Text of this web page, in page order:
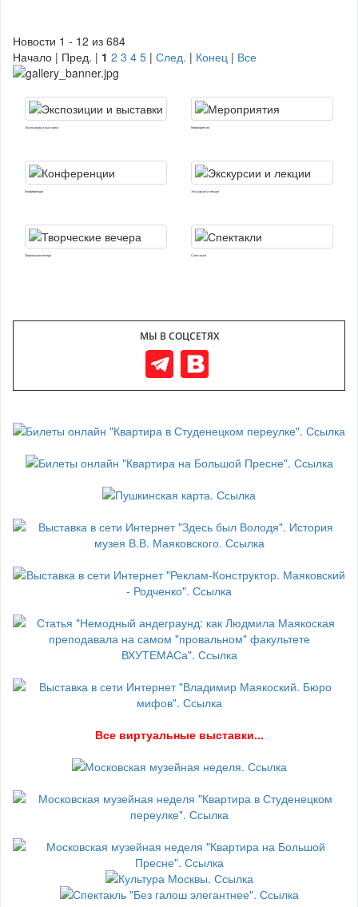
Новости 1 - 12 из 684
Начало | Пред. | 1 2 3 4 5 | След. | Конец | Все
Экспозиции и выставки Мероприятия
Конференции Экскурсии и лекции
Творческие вечера Спектакли
МЫ В СОЦСЕТЯХ
Все виртуальные выставки...